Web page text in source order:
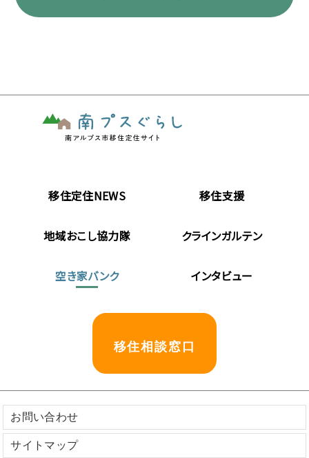
移住定住NEWS 移住支援
地域おこし協力隊 クラインガルテン
空き家バンク インタビュー
移住相談窓口
お問い合わせ
サイトマップ